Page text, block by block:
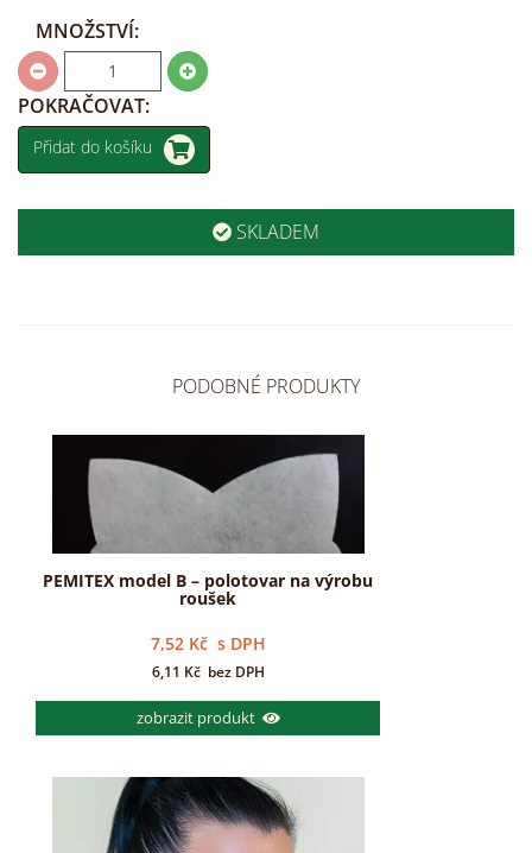
MNOŽSTVÍ:
POKRAČOVAT:
Přidat do košíku
SKLADEM
PODOBNÉ PRODUKTY
PEMITEX model B – polotovar na výrobu
roušek
7,52 Kč s DPH
6,11 Kč bez DPH
zobrazit produkt